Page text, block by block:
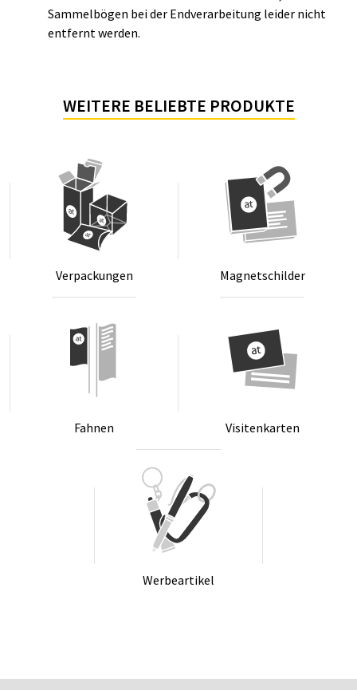
Sammelbögen bei der Endverarbeitung leider nicht
entfernt werden.
WEITERE BELIEBTE PRODUKTE
Ver­pa­ckun­gen Ma­gnet­schil­der
Fah­nen Vi­si­ten­kar­ten
Wer­be­ar­ti­kel